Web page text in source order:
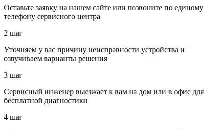
Оставьте заявку на нашем сайте или позвоните по единому
телефону сервисного центра
2 шаг
Уточняем у вас причину неисправности устройства и
озвучиваем варианты решения
3 шаг
Сервисный инженер выезжает к вам на дом или в офис для
бесплатной диагностики
4 шаг